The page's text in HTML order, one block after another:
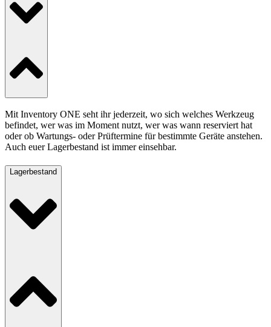
Mit Inventory ONE seht ihr jederzeit, wo sich welches Werkzeug
befindet, wer was im Moment nutzt, wer was wann reserviert hat
oder ob Wartungs- oder Prüftermine für bestimmte Geräte anstehen.
Auch euer Lagerbestand ist immer einsehbar.
Lagerbestand